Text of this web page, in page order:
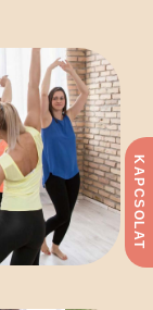
KAPCSOLAT